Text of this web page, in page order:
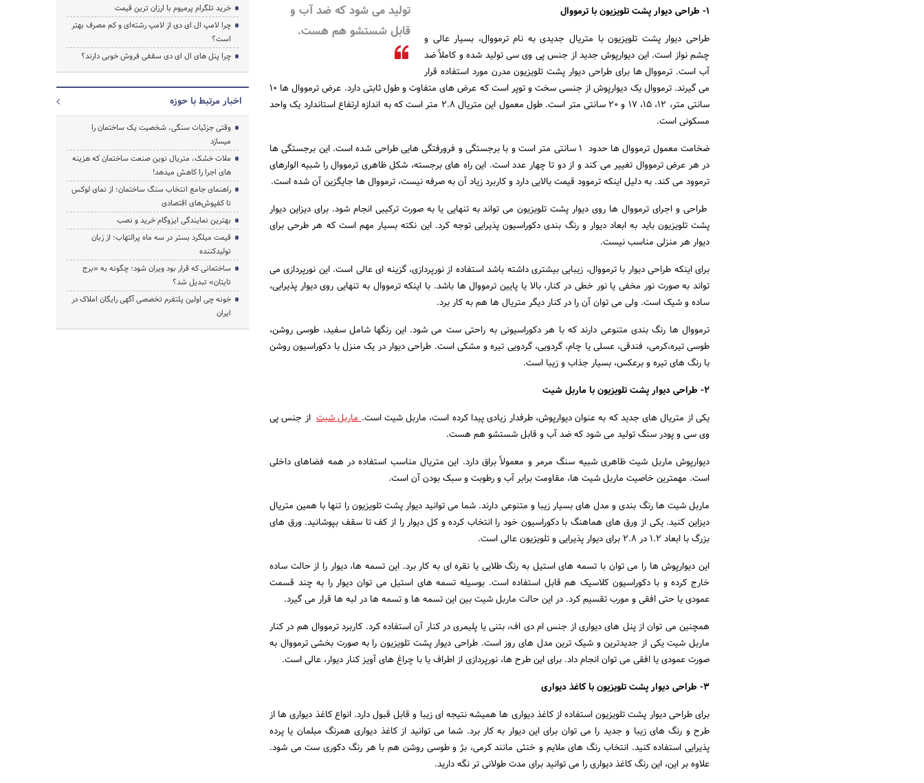
جستجو
تولید می شود که ضد آب و
قابل شستشو هم هست.
1- طراحی دیوار پشت تلویزیون با ترمووال
طراحی دیوار پشت تلویزیون با متریال جدیدی به نام ترمووال، بسیار عالی و
چشم نواز است. این دیوارپوش جدید از جنس پی وی سی تولید شده و کاملاً ضد
آب است. ترمووال ها برای طراحی دیوار پشت تلویزیون مدرن مورد استفاده قرار
می گیرند. ترمووال یک دیوارپوش از جنسی سخت و توپر است که عرض های متفاوت و طول ثابتی دارد. عرض ترمووال ها 10
سانتی متر، 12، 15، 17 و 20 سانتی متر است. طول معمول این متریال 2.8 متر است که به اندازه ارتفاع استاندارد یک واحد
مسکونی است.
ضخامت معمول ترمووال ها حدود 1 سانتی متر است و با برجستگی و فرورفتگی هایی طراحی شده است. این برجستگی ها
در هر عرض ترمووال تغییر می کند و از دو تا چهار عدد است. این راه های برجسته، شکل ظاهری ترمووال را شبیه الوارهای
ترموود می کند. به دلیل اینکه ترموود قیمت بالایی دارد و کاربرد زیاد آن به صرفه نیست، ترمووال ها جایگزین آن شده است.
طراحی و اجرای ترمووال ها روی دیوار پشت تلویزیون می تواند به تنهایی یا به صورت ترکیبی انجام شود. برای دیزاین دیوار
پشت تلویزیون باید به ابعاد دیوار و رنگ بندی دکوراسیون پذیرایی توجه کرد. این نکته بسیار مهم است که هر طرحی برای
دیوار هر منزلی مناسب نیست.
برای اینکه طراحی دیوار با ترمووال، زیبایی بیشتری داشته باشد استفاده از نورپردازی، گزینه ای عالی است. این نورپردازی می
تواند به صورت نور مخفی یا نور خطی در کنار، بالا یا پایین ترمووال ها باشد. با اینکه ترمووال به تنهایی روی دیوار پذیرایی،
ساده و شیک است. ولی می توان آن را در کنار دیگر متریال ها هم به کار برد.
ترمووال ها رنگ بندی متنوعی دارند که با هر دکوراسیونی به راحتی ست می شود. این رنگها شامل سفید، طوسی روشن،
طوسی تیره،کرمی، فندقی، عسلی یا چام، گردویی، گردویی تیره و مشکی است. طراحی دیوار در یک منزل با دکوراسیون روشن
با رنگ های تیره و برعکس، بسیار جذاب و زیبا است.
2- طراحی دیوار پشت تلویزیون با ماربل شیت
یکی از متریال های جدید که به عنوان دیوارپوش، طرفدار زیادی پیدا کرده است، ماربل شیت است.ماربل شیتاز جنس پی
وی سی و پودر سنگ تولید می شود که ضد آب و قابل شستشو هم هست.
دیوارپوش ماربل شیت ظاهری شبیه سنگ مرمر و معمولاً براق دارد. این متریال مناسب استفاده در همه فضاهای داخلی
است. مهمترین خاصیت ماربل شیت ها، مقاومت برابر آب و رطوبت و سبک بودن آن است.
ماربل شیت ها رنگ بندی و مدل های بسیار زیبا و متنوعی دارند. شما می توانید دیوار پشت تلویزیون را تنها با همین متریال
دیزاین کنید. یکی از ورق های هماهنگ با دکوراسیون خود را انتخاب کرده و کل دیوار را از کف تا سقف بپوشانید. ورق های
بزرگ با ابعاد 1.2 در 2.8 برای دیوار پذیرایی و تلویزیون عالی است.
این دیوارپوش ها را می توان با تسمه های استیل به رنگ طلایی یا نقره ای به کار برد. این تسمه ها، دیوار را از حالت ساده
خارج کرده و با دکوراسیون کلاسیک هم قابل استفاده است. بوسیله تسمه های استیل می توان دیوار را به چند قسمت
عمودی یا حتی افقی و مورب تقسیم کرد. در این حالت ماربل شیت بین این تسمه ها و تسمه ها در لبه ها قرار می گیرد.
همچنین می توان از پنل های دیواری از جنس ام دی اف، بتنی یا پلیمری در کنار آن استفاده کرد. کاربرد ترمووال هم در کنار
ماربل شیت یکی از جدیدترین و شیک ترین مدل های روز است. طراحی دیوار پشت تلویزیون را به صورت بخشی ترمووال به
صورت عمودی یا افقی می توان انجام داد. برای این طرح ها، نورپردازی از اطراف یا با چراغ های آویز کنار دیوار، عالی است.
3- طراحی دیوار پشت تلویزیون با کاغذ دیواری
برای طراحی دیوار پشت تلویزیون استفاده از کاغذ دیواری ها همیشه نتیجه ای زیبا و قابل قبول دارد. انواع کاغذ دیواری ها از
طرح و رنگ های زیبا و جدید را می توان برای این دیوار به کار برد. شما می توانید از کاغذ دیواری همرنگ مبلمان یا پرده
پذیرایی استفاده کنید. انتخاب رنگ های ملایم و خنثی مانند کرمی، بژ و طوسی روشن هم با هر رنگ دکوری ست می شود.
علاوه بر این، این رنگ کاغذ دیواری را می توانید برای مدت طولانی تر نگه دارید.
خرید تلگرام پرمیوم با ارزان ترین قیمت
چرا لامپ ال ای دی از لامپ رشته‌ای و کم مصرف بهتر
است؟
چرا پنل های ال ای دی سقفی فروش خوبی دارند؟
اخبار مرتبط با حوزه
وقتی جزئیات سنگی، شخصیت یک ساختمان را
میسازد
ملات خشک، متریال نوین صنعت ساختمان که هزینه‌
های اجرا را کاهش میدهد!
راهنمای جامع انتخاب سنگ ساختمان؛ از نمای لوکس
تا کفپوش‌های اقتصادی
بهترین نمایندگی ایزوگام خرید و نصب
قیمت میلگرد بستر در سه ماه پرالتهاب؛ از زبان
تولیدکننده
ساختمانی که قرار بود ویران شود؛ چگونه به «برج
تایتان» تبدیل شد؟
خونه چی اولین پلتفرم تخصصی آگهی رایگان املاک در
ایران